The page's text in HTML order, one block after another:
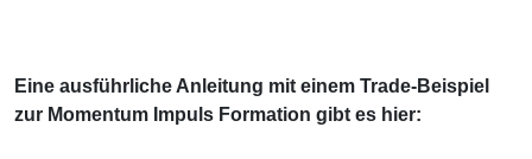
Eine ausführliche Anleitung mit einem Trade-Beispiel
zur Momentum Impuls Formation gibt es hier: